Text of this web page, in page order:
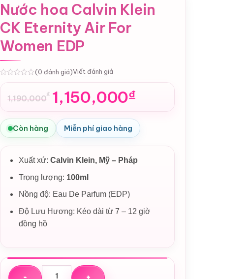
Nước hoa Calvin Klein
CK Eternity Air For
Women EDP
(0 đánh giá)Viết đánh giá
1,190,000₫
Giá
gốc
là:
1,190,000₫.
1,150,000₫
Giá
hiện
tại
là:
1,150,000₫.
Còn hàng Miễn phí giao hàng
Xuất xứ:Calvin Klein, Mỹ – Pháp
Trọng lượng: 100ml
Nồng độ: Eau De Parfum (EDP)
Độ Lưu Hương: Kéo dài từ 7 – 12 giờ
đồng hồ
Nước hoa Calvin Klein CK Eternity Air For Women EDP số lượng